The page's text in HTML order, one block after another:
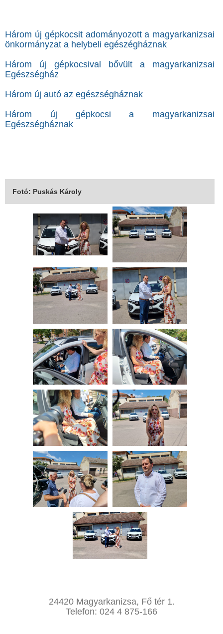
Három új gépkocsit adományozott a magyarkanizsai
önkormányzat a helybeli egészégháznak
Három új gépkocsival bővült a magyarkanizsai
Egészségház
Három új autó az egészségháznak
Három új gépkocsi a magyarkanizsai
Egészségháznak
Fotó: Puskás Károly
24420 Magyarkanizsa, Fő tér 1.
Telefon: 024 4 875-166